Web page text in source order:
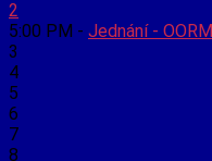
2
5:00 PM - Jednání - OORM
3
4
5
6
7
8